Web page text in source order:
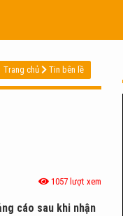
Trang chủ Tin bên lề
1057 lượt xem
cáo sau khi nhận